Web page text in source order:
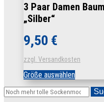
3 Paar Damen
„Silber“
9,50 €
zzgl. Versandkosten
Größe auswählenDieses
Produkt
weist
mehrere